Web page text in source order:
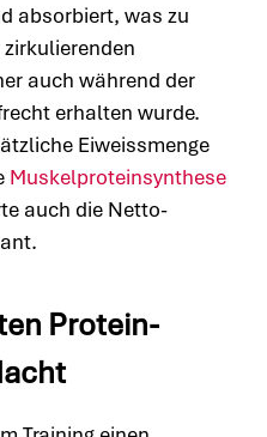
absorbiert, was zu
auch während der
erhalten wurde.
Eiweissmenge
Muskelproteinsynthese
auch die Netto-
Protein-